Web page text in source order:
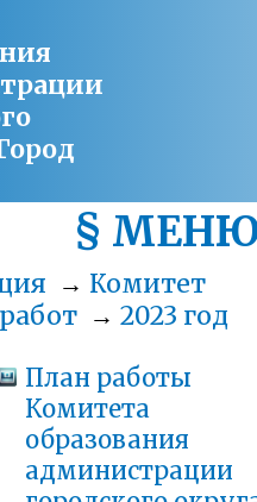
§
→ Комитет
→ 2023 год
План работы
Комитета
образования
администрации